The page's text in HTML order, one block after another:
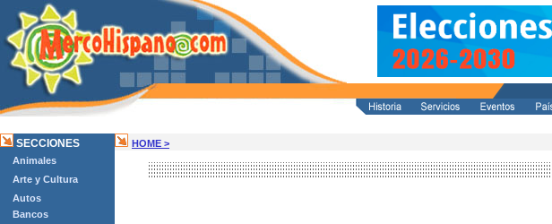
SECCIONES
Animales
Arte y Cultura
Autos
Bancos
HOME >